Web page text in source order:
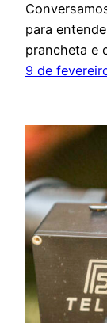
para
prancheta e
9 de